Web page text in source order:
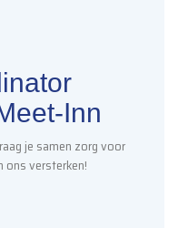
Inn
je samen zorg voor
ons versterken!